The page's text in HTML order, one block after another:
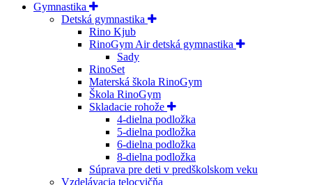
Gymnastika
Detská gymnastika
Rino Kjub
RinoGym Air detská gymnastika
Sady
RinoSet
Materská škola RinoGym
Škola RinoGym
Skladacie rohože
4-dielna podložka
5-dielna podložka
6-dielna podložka
8-dielna podložka
Súprava pre deti v predškolskom veku
Vzdelávacia telocvičňa